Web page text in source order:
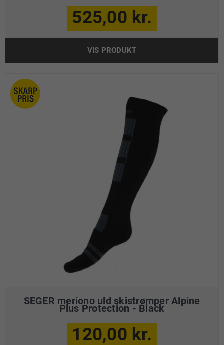
525,00 kr.
VIS PRODUKT
SEGER meriono uld skistrømper Alpine
Plus Protection - Black
120,00 kr.